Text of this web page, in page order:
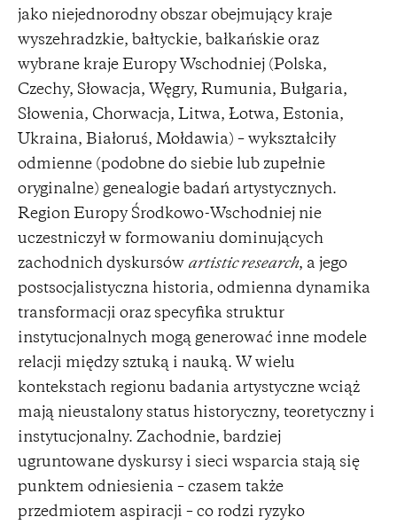
jako niejednorodny obszar obejmujący kraje
wyszehradzkie, bałtyckie, bałkańskie oraz
wybrane kraje Europy Wschodniej (Polska,
Czechy, Słowacja, Węgry, Rumunia, Bułgaria,
Słowenia, Chorwacja, Litwa, Łotwa, Estonia,
Ukraina, Białoruś, Mołdawia) – wykształciły
odmienne (podobne do siebie lub zupełnie
oryginalne) genealogie badań artystycznych.
Region Europy Środkowo-Wschodniej nie
uczestniczył w formowaniu dominujących
zachodnich dyskursów artistic research, a jego
postsocjalistyczna historia, odmienna dynamika
transformacji oraz specyfika struktur
instytucjonalnych mogą generować inne modele
relacji między sztuką i nauką. W wielu
kontekstach regionu badania artystyczne wciąż
mają nieustalony status historyczny, teoretyczny i
instytucjonalny. Zachodnie, bardziej
ugruntowane dyskursy i sieci wsparcia stają się
punktem odniesienia – czasem także
przedmiotem aspiracji – co rodzi ryzyko